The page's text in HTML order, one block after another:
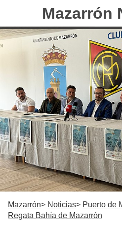
Mazarrón
Mazarrón Noticias
Puerto de
Regata Bahía de Mazarrón